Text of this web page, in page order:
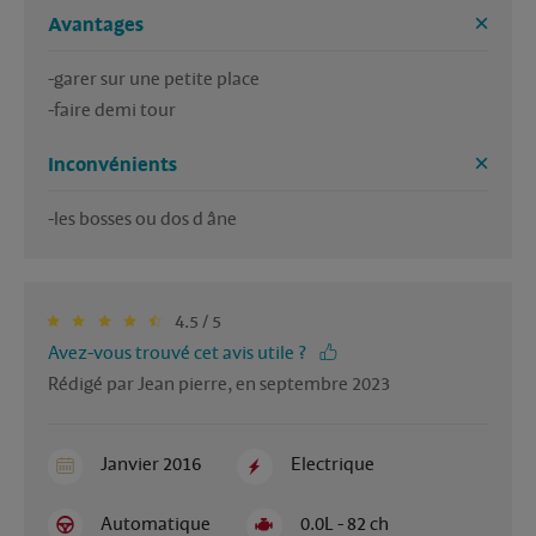
Avantages
-garer sur une petite place
-faire demi tour
Inconvénients
-les bosses ou dos d âne
4.5 / 5
Avez-vous trouvé cet avis utile ?
Rédigé par Jean pierre, en septembre 2023
Janvier 2016 Electrique
Automatique 0.0L - 82 ch